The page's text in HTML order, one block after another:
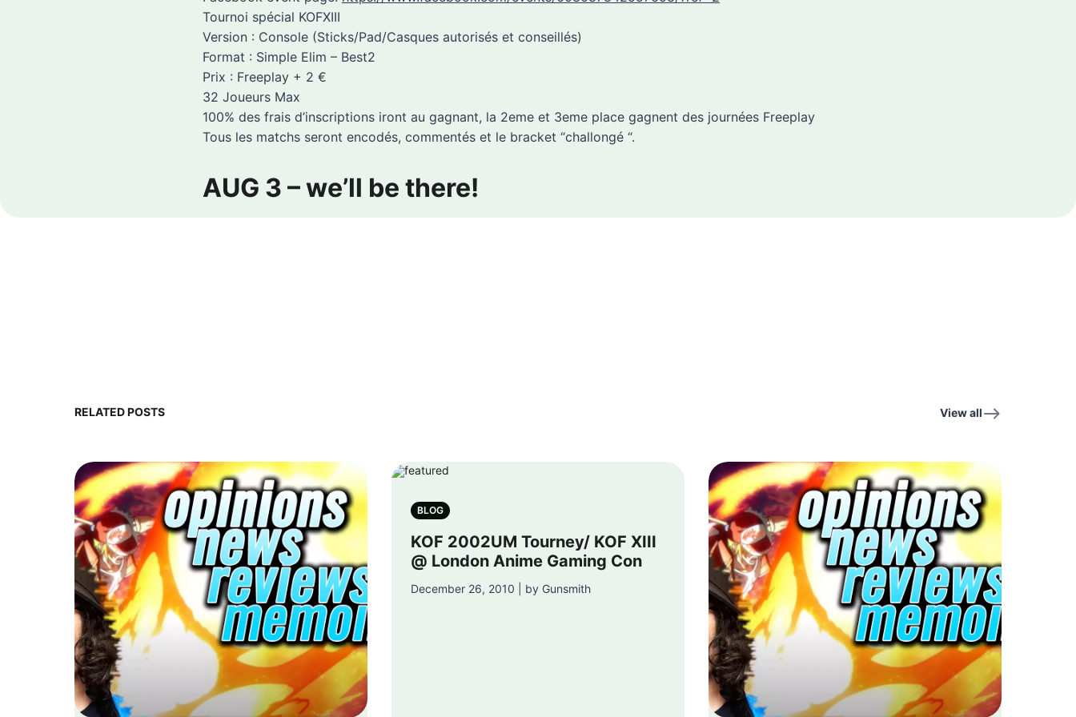
Tournoi spécial KOFXIII
Version : Console (Sticks/Pad/Casques autorisés et conseillés)
Format : Simple Elim – Best2
Prix : Freeplay + 2 €
32 Joueurs Max
100% des frais d’inscriptions iront au gagnant, la 2eme et 3eme place gagnent des journées Freeplay
Tous les matchs seront encodés, commentés et le bracket “challongé “.
AUG 3 – we’ll be there!
RELATED POSTS View all
BLOG
KOF 2002UM Tourney/ KOF XIII
@ London Anime Gaming Con
December 26, 2010 | by Gunsmith